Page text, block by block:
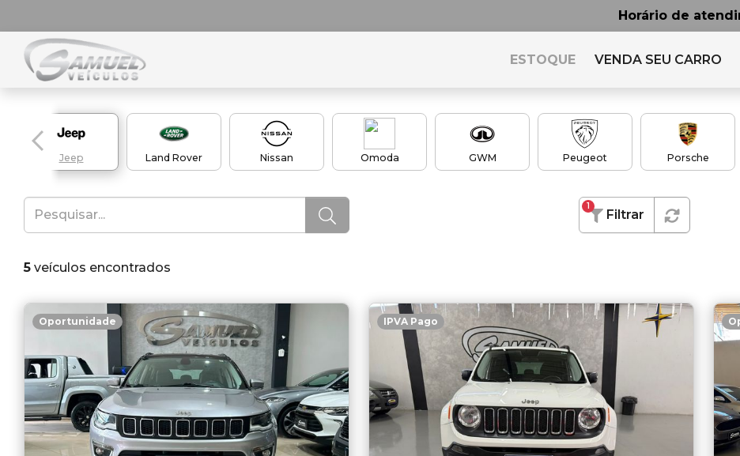
Horário de
ESTOQUE VENDA SEU CARRO
Jeep Land Rover Nissan Omoda GWM Peugeot Porsche
Filtrar
1
5 veículos encontrados
Oportunidade IPVA Pago